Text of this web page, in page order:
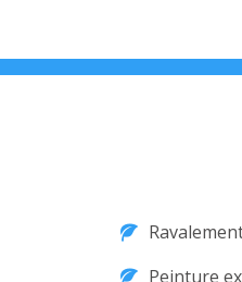
Peinture